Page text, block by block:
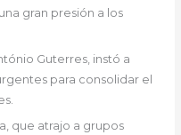
gran presión a los
Guterres, instó a
para consolidar el
que atrajo a grupos